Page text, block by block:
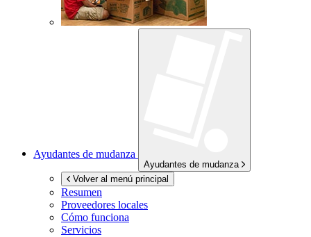
Ayudantes de mudanza
Ayudantes de mudanza
Volver al menú principal
Resumen
Proveedores locales
Cómo funciona
Servicios